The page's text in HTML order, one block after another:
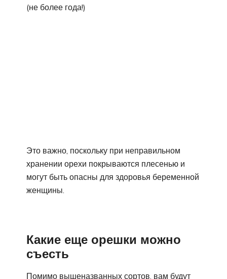
(не более года!)
Это важно, поскольку при неправильном
хранении орехи покрываются плесенью и
могут быть опасны для здоровья беременной
женщины.
Какие еще орешки можно
съесть
Помимо вышеназванных сортов, вам будут